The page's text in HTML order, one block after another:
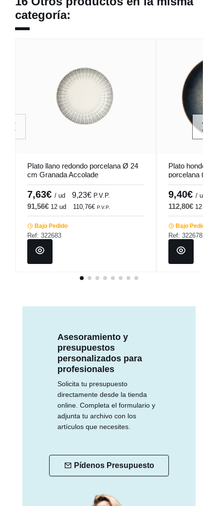
categoría:
Plato llano redondo porcelana Ø 24
cm Granada Accolade
7,63€ / ud 9,23€ P.V.P.
91,56€ 12 ud 110,76€ P.V.P.
Bajo Pedido
Ref: 322683
Plato hondo
porcelana Ø
Accolade
9,40€ / ud
112,80€ 12 ud
Bajo Pedido
Ref: 322678
Asesoramiento y
presupuestos
personalizados para
profesionales
Solicita tu presupuesto
directamente desde la tienda
online. Completa el formulario y
adjunta tu archivo con los
artículos que necesites.
Pídenos Presupuesto